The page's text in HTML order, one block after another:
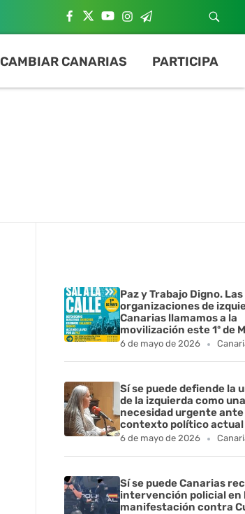
CAMBIAR CANARIAS PARTICIPA
Paz y Trabajo Digno. Las
organizaciones de
Canarias llamamos a la
movilización este 1º de
6 de mayo de 2026
Sí se puede defiende la
de la izquierda como una
necesidad urgente ante
contexto político actual
6 de mayo de 2026
Sí se puede Canarias
intervención policial en
manifestación contra